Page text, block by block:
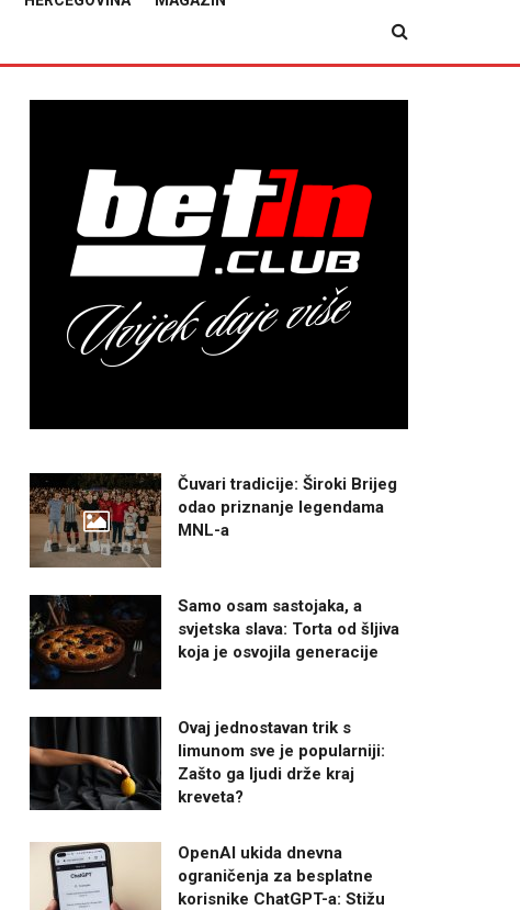
Čuvari tradicije: Široki Brijeg
odao priznanje legendama
MNL-a
Samo osam sastojaka, a
svjetska slava: Torta od šljiva
koja je osvojila generacije
Ovaj jednostavan trik s
limunom sve je popularniji:
Zašto ga ljudi drže kraj
kreveta?
OpenAI ukida dnevna
ograničenja za besplatne
korisnike ChatGPT-a: Stižu